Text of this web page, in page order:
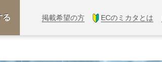
る 掲載希望の方 ECのミカタとは